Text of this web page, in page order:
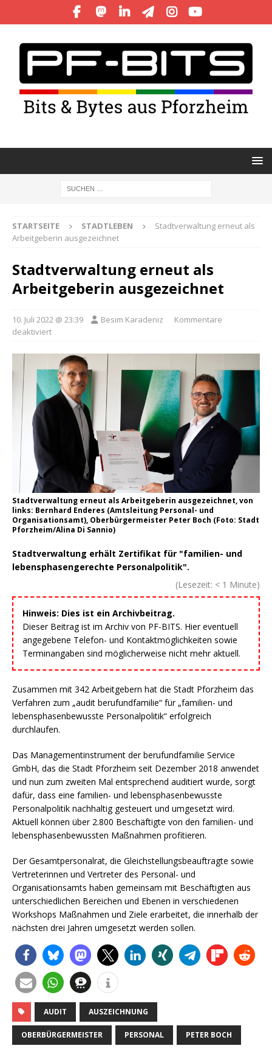
STARTSEITE STADTLEBEN
Stadtverwaltung erneut als
Arbeitgeberin ausgezeichnet
Stadtverwaltung erneut als
Arbeitgeberin ausgezeichnet
10. Juli 2022 @ 23:39 Besim Karadeniz
Kommentare
deaktiviert
Stadtverwaltung erneut als Arbeitgeberin ausgezeichnet, von
links: Bernhard Enderes (Amtsleitung Personal- und
Organisationsamt), Oberbürgermeister Peter Boch (Foto: Stadt
Pforzheim/Alina Di Sannio)
Stadtverwaltung erhält Zertifikat für "familien- und
lebensphasengerechte Personalpolitik".
(Lesezeit: < 1 Minute)
Hinweis: Dies ist ein Archivbeitrag.
Dieser Beitrag ist im Archiv von PF-BITS. Hier eventuell
angegebene Telefon- und Kontaktmöglichkeiten sowie
Terminangaben sind möglicherweise nicht mehr aktuell.
Zusammen mit 342 Arbeitgebern hat die Stadt Pforzheim das
Verfahren zum „audit berufundfamilie“ für „familien- und
lebensphasenbewusste Personalpolitik“ erfolgreich
durchlaufen.
Das Managementinstrument der berufundfamilie Service
GmbH, das die Stadt Pforzheim seit Dezember 2018 anwendet
und nun zum zweiten Mal entsprechend auditiert wurde, sorgt
dafür, dass eine familien- und lebensphasenbewusste
Personalpolitik nachhaltig gesteuert und umgesetzt wird.
Aktuell können über 2.800 Beschäftigte von den familien- und
lebensphasenbewussten Maßnahmen profitieren.
Der Gesamtpersonalrat, die Gleichstellungsbeauftragte sowie
Vertreterinnen und Vertreter des Personal- und
Organisationsamts haben gemeinsam mit Beschäftigten aus
unterschiedlichen Bereichen und Ebenen in verschiedenen
Workshops Maßnahmen und Ziele erarbeitet, die innerhalb der
nächsten drei Jahren umgesetzt werden sollen.
AUDIT AUSZEICHNUNG
OBERBÜRGERMEISTER PERSONAL PETER BOCH